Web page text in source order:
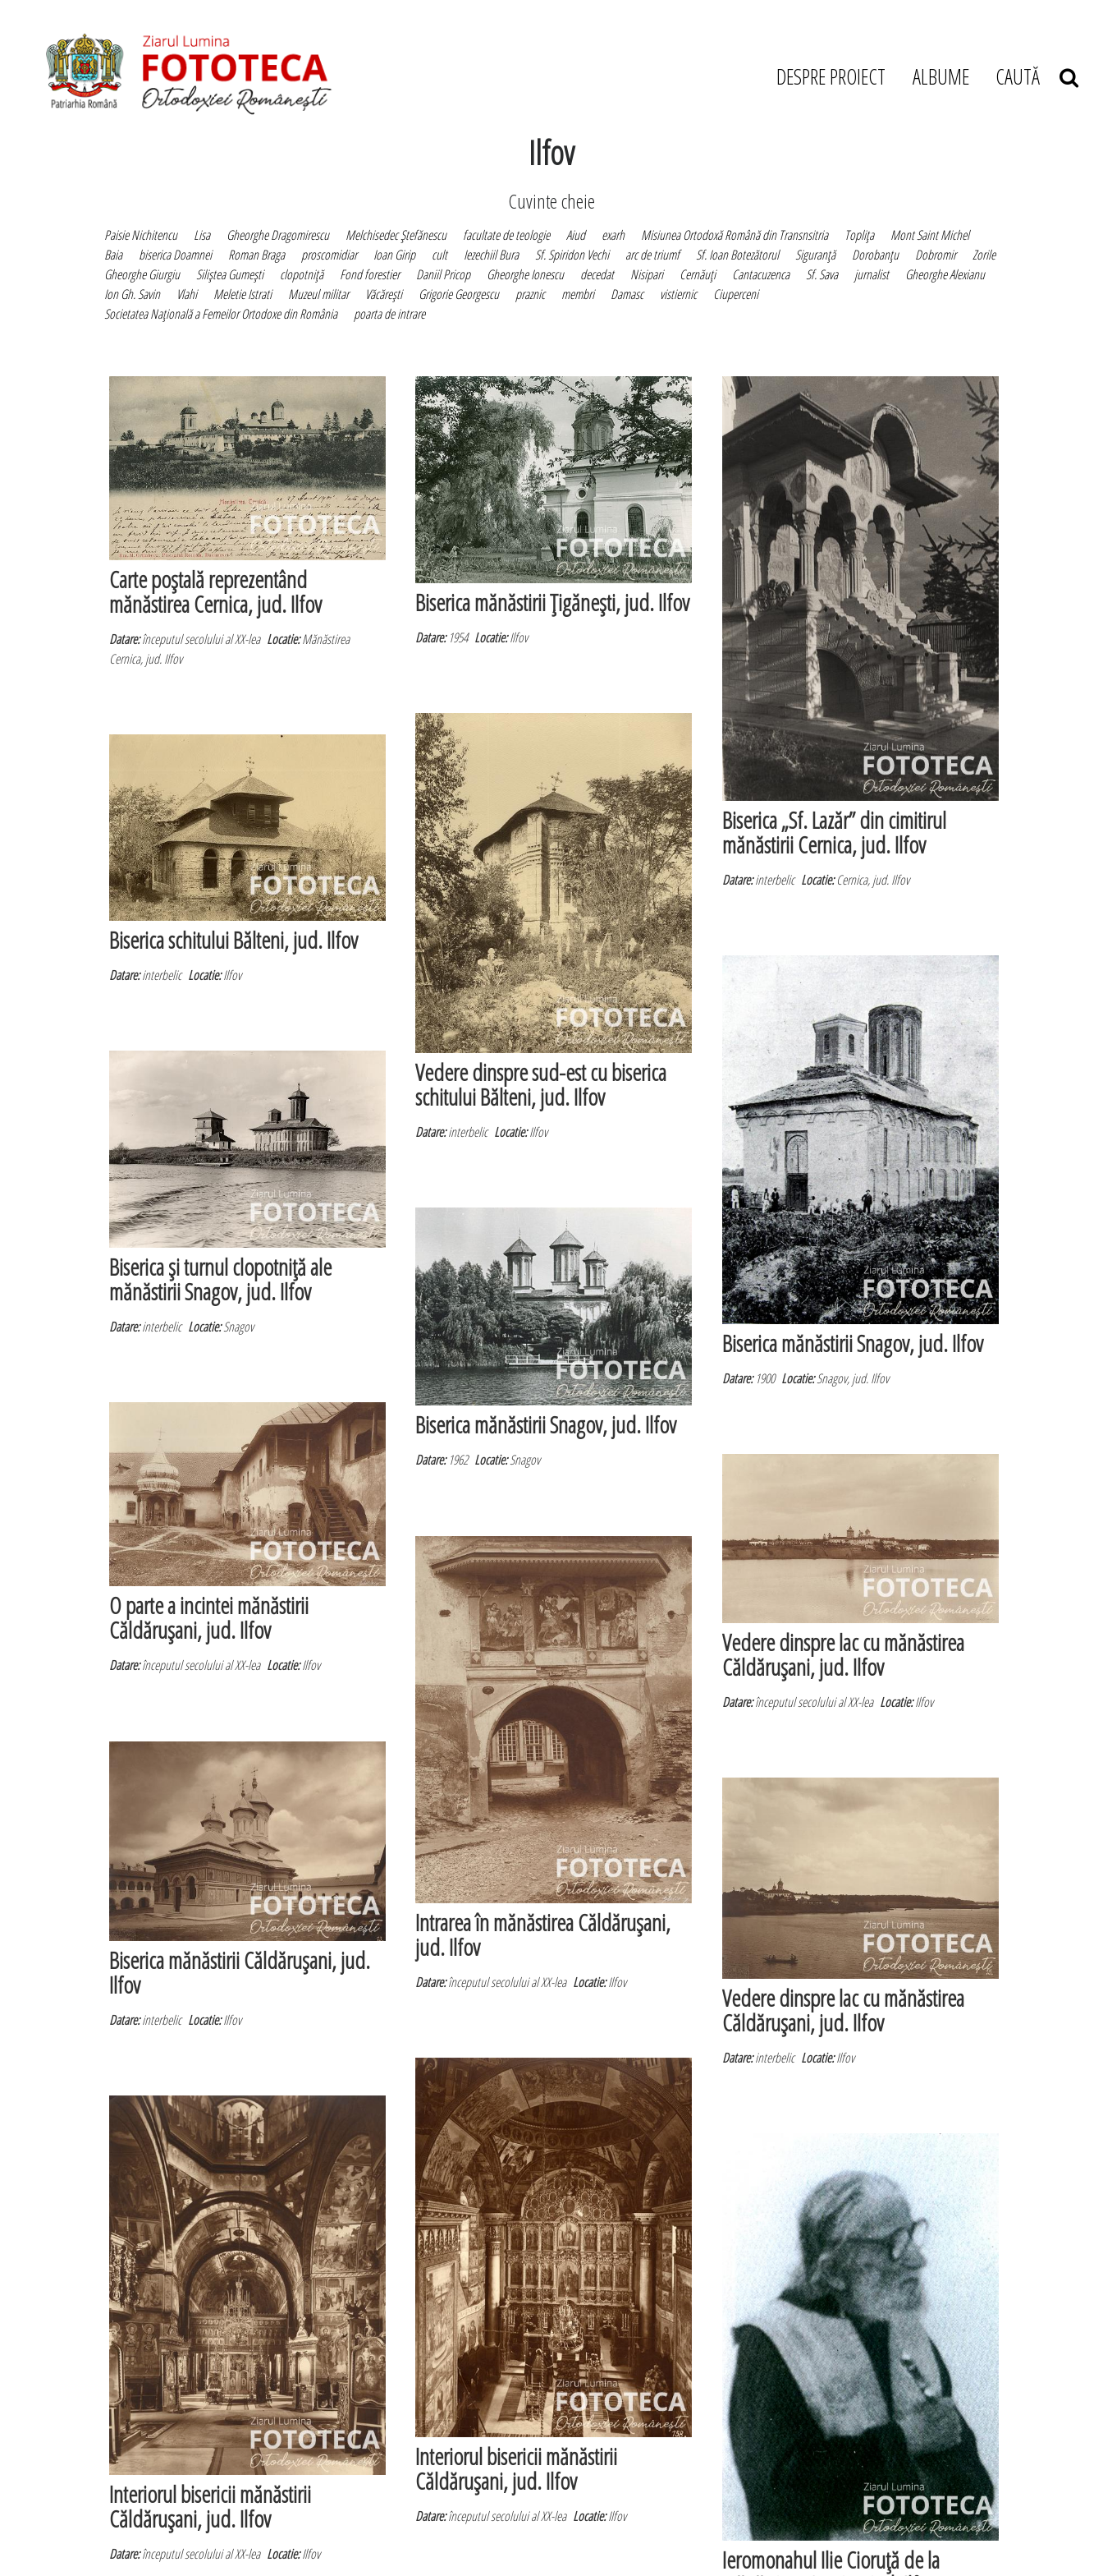
DESPRE PROIECT ALBUME CAUTĂ
Ilfov
Cuvinte cheie
Paisie Nichitencu Lisa Gheorghe Dragomirescu Melchisedec Ştefănescu facultate de teologie Aiud exarh Misiunea Ortodoxă Română din Transnsitria Topliţa
Mont Saint Michel
Baia
biserica Doamnei Roman Braga proscomidiar Ioan Girip cult Iezechiil Bura Sf. Spiridon Vechi arc de triumf Sf. Ioan Botezătorul Siguranţă Dorobanţu Dobromir
Zorile
Gheorghe Giurgiu
Siliştea Gumeşti clopotniţă Fond forestier Daniil Pricop Gheorghe Ionescu decedat Nisipari Cernăuţi Cantacuzenca Sf. Sava jurnalist
Gheorghe Alexianu
Ion Gh. Savin
Vlahi Meletie Istrati Muzeul militar Văcăreşti Grigorie Georgescu praznic membri Damasc vistiernic
Ciuperceni
Societatea Naţională a Femeilor Ortodoxe din România
poarta de intrare
Carte poştală reprezentând
mănăstirea Cernica, jud. Ilfov
Datare:începutul secolului al XX-leaLocatie:Mănăstirea
Cernica, jud. Ilfov
Biserica mănăstirii Ţigăneşti, jud. Ilfov
Datare:1954Locatie:Ilfov
Biserica „Sf. Lazăr” din cimitirul
mănăstirii Cernica, jud. Ilfov
Datare:interbelicLocatie:Cernica, jud. Ilfov
Vedere dinspre sud-est cu biserica
schitului Bălteni, jud. Ilfov
Datare:interbelicLocatie:Ilfov
Biserica schitului Bălteni, jud. Ilfov
Datare:interbelicLocatie:Ilfov
Biserica mănăstirii Snagov, jud. Ilfov
Datare:1900Locatie:Snagov, jud. Ilfov
Biserica şi turnul clopotniţă ale
mănăstirii Snagov, jud. Ilfov
Datare:interbelicLocatie:Snagov
Biserica mănăstirii Snagov, jud. Ilfov
Datare:1962Locatie:Snagov
O parte a incintei mănăstirii
Căldăruşani, jud. Ilfov
Datare:începutul secolului al XX-leaLocatie:Ilfov
Vedere dinspre lac cu mănăstirea
Căldăruşani, jud. Ilfov
Datare:începutul secolului al XX-leaLocatie:Ilfov
Intrarea în mănăstirea Căldăruşani,
jud. Ilfov
Datare:începutul secolului al XX-leaLocatie:Ilfov
Biserica mănăstirii Căldăruşani, jud.
Ilfov
Datare:interbelicLocatie:Ilfov
Vedere dinspre lac cu mănăstirea
Căldăruşani, jud. Ilfov
Datare:interbelicLocatie:Ilfov
Interiorul bisericii mănăstirii
Căldăruşani, jud. Ilfov
Datare:începutul secolului al XX-leaLocatie:Ilfov
Interiorul bisericii mănăstirii
Căldăruşani, jud. Ilfov
Datare:începutul secolului al XX-leaLocatie:Ilfov Ieromonahul Ilie Cioruţă de la